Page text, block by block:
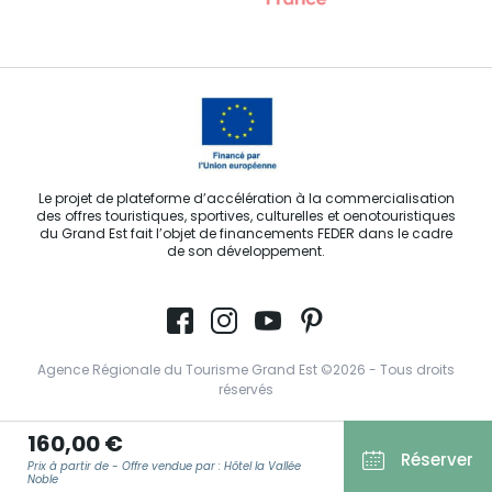
160,00 €
Prix à partir de - Offre vendue par : Hôtel la Vallée
Noble
Réserver
Le projet de plateforme d’accélération à la commercialisation
des offres touristiques, sportives, culturelles et oenotouristiques
du Grand Est fait l’objet de financements FEDER dans le cadre
de son développement.
Agence Régionale du Tourisme Grand Est ©2026 - Tous droits
réservés
Mentions légales